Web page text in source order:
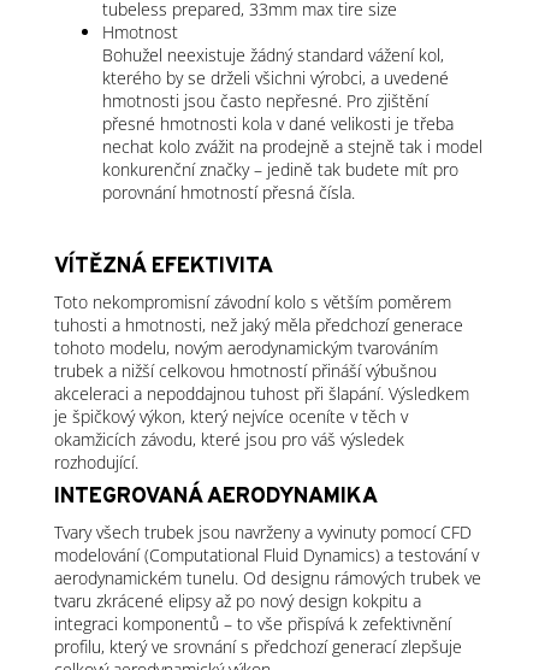
tubeless prepared, 33mm max tire size
Hmotnost
Bohužel neexistuje žádný standard vážení kol,
kterého by se drželi všichni výrobci, a uvedené
hmotnosti jsou často nepřesné. Pro zjištění
přesné hmotnosti kola v dané velikosti je třeba
nechat kolo zvážit na prodejně a stejně tak i model
konkurenční značky – jedině tak budete mít pro
porovnání hmotností přesná čísla.
VÍTĚZNÁ EFEKTIVITA
Toto nekompromisní závodní kolo s větším poměrem
tuhosti a hmotnosti, než jaký měla předchozí generace
tohoto modelu, novým aerodynamickým tvarováním
trubek a nižší celkovou hmotností přináší výbušnou
akceleraci a nepoddajnou tuhost při šlapání. Výsledkem
je špičkový výkon, který nejvíce oceníte v těch v
okamžicích závodu, které jsou pro váš výsledek
rozhodující.
INTEGROVANÁ AERODYNAMIKA
Tvary všech trubek jsou navrženy a vyvinuty pomocí CFD
modelování (Computational Fluid Dynamics) a testování v
aerodynamickém tunelu. Od designu rámových trubek ve
tvaru zkrácené elipsy až po nový design kokpitu a
integraci komponentů – to vše přispívá k zefektivnění
profilu, který ve srovnání s předchozí generací zlepšuje